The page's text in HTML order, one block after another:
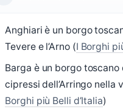
Anghiari è un borgo
Tevere e l’Arno (I Borghi
Barga è un borgo
cipressi dell’Arringo nella
Borghi più Belli d’Italia)